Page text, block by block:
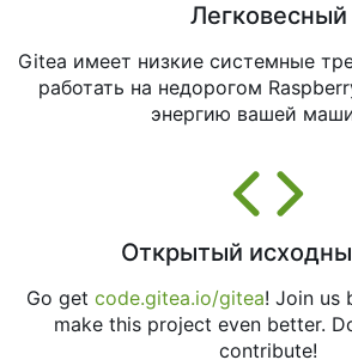
Легковесный
Gitea имеет низкие системные
работать на недорогом
энергию вашей
Открытый
Go get code.gitea.io/gitea! Join us
make this project even better.
contribute!